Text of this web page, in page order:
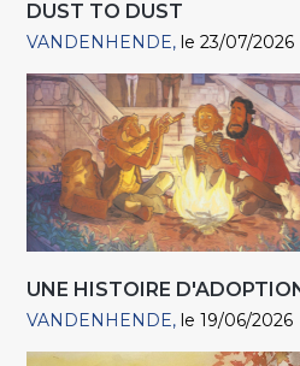
DUST TO DUST
VANDENHENDE le 23/07/2026
UNE HISTOIRE
VANDENHENDE le 19/06/2026